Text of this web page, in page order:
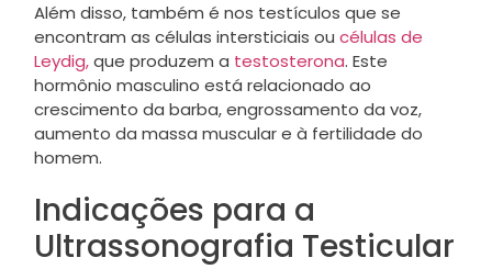
Além disso, também é nos testículos que se
encontram as células intersticiais ou células de
Leydig,que produzem a testosterona. Este
hormônio masculino está relacionado ao
crescimento da barba, engrossamento da voz,
aumento da massa muscular e à fertilidade do
homem.
Indicações para a
Ultrassonografia Testicular